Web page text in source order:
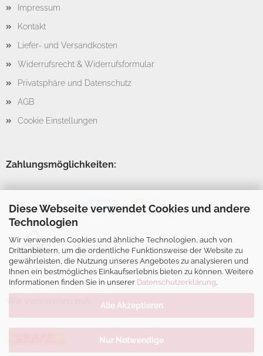
Diese Webseite verwendet Cookies und andere
Technologien
Wir verwenden Cookies und ähnliche Technologien, auch von
Drittanbietern, um die ordentliche Funktionsweise der Website zu
gewährleisten, die Nutzung unseres Angebotes zu analysieren und
Ihnen ein bestmögliches Einkaufserlebnis bieten zu können. Weitere
Informationen finden Sie in unserer Datenschutzerklärung.
Alle Akzeptieren
Nur Notwendige
Impressum
Kontakt
Liefer- und Versandkosten
Widerrufsrecht & Widerrufsformular
Privatsphäre und Datenschutz
AGB
Cookie Einstellungen
Zahlungsmöglichkeiten: